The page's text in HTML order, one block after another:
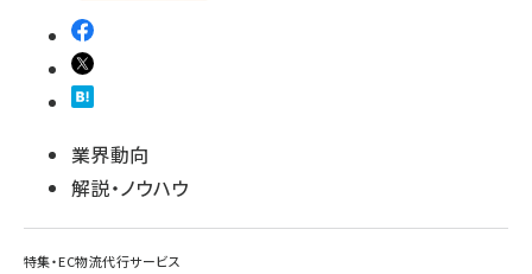
業界動向
解説・ノウハウ
特集・EC物流代行サービス
参加登録はこちら↑